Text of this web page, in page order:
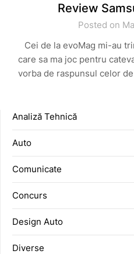
Review
Posted on
Cei de la evoMag mi-au
care sa ma joc pentru
vorba de raspunsul celor
Analiză Tehnică
Auto
Comunicate
Concurs
Design Auto
Diverse